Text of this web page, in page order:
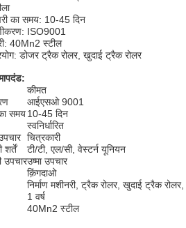
का समय: 10-45 दिन
ISO9001
40Mn2 स्टील
डोजर ट्रैक रोलर, खुदाई ट्रैक रोलर
कीमत
आईएसओ 9001
समय10-45 दिन
स्वनिर्धारित
चित्रकारी
शर्तें
टी/टी, एल/सी, वेस्टर्न यूनियन
उपचारउष्मा उपचार
क़िंगदाओ
निर्माण मशीनरी, ट्रैक रोलर, खुदाई ट्रैक
1 वर्ष
40Mn2 स्टील